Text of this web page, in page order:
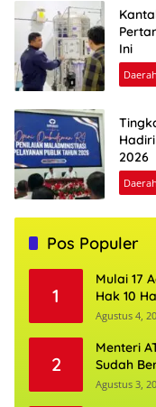
Ini
Daerah
2026
Daerah
Pos Populer
1
Mulai 17
Hak 10
Agustus 4,
2
Menteri
Sudah
Agustus 3,